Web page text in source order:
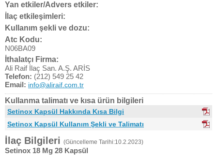
Yan etkiler/Advers etkiler:
İlaç etkileşimleri:
Kullanım şekli ve dozu:
Atc Kodu:
N06BA09
İthalatçı Firma:
Ali Raif İlaç San. A.Ş. ARİS
Telefon: (212) 549 25 42
Email: info@aliraif.com.tr
Kullanma talimatı ve kısa ürün bilgileri
Setinox Kapsül Hakkında Kısa Bilgi
Setinox Kapsül Kullanım Şekli ve Talimatı
İlaç Bilgileri (Güncelleme Tarihi:10.2.2023)
Setinox 18 Mg 28 Kapsül